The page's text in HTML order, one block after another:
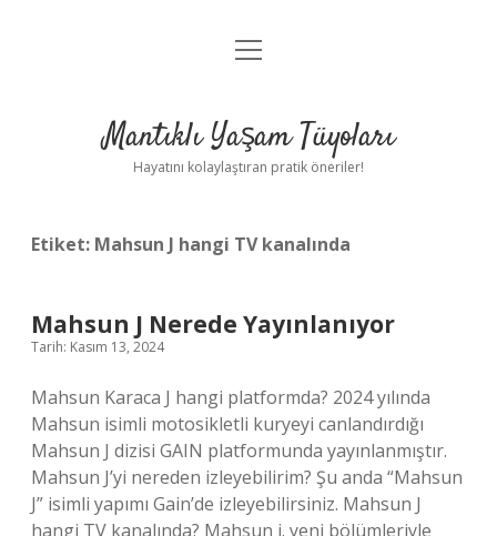
Anasayfa
Yasal Uyarı
menüyü
Mantıklı Yaşam Tüyoları
Hayatını kolaylaştıran pratik öneriler!
Etiket: Mahsun J hangi TV kanalında
Mahsun J Nerede Yayınlanıyor
Tarih: Kasım 13, 2024
Mahsun Karaca J hangi platformda? 2024 yılında
Mahsun isimli motosikletli kuryeyi canlandırdığı
Mahsun J dizisi GAIN platformunda yayınlanmıştır.
Mahsun J’yi nereden izleyebilirim? Şu anda “Mahsun
J” isimli yapımı Gain’de izleyebilirsiniz. Mahsun J
hangi TV kanalında? Mahsun j. yeni bölümleriyle